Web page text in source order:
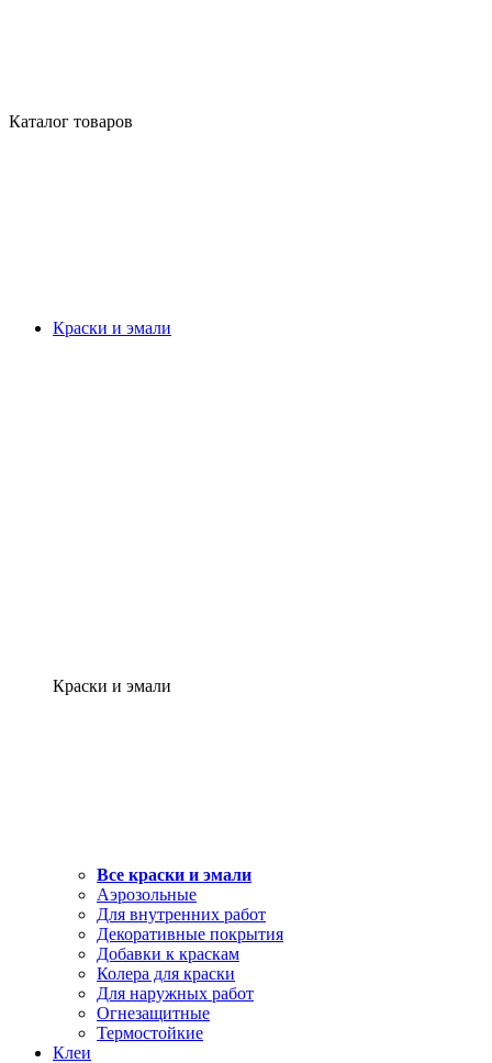
Каталог товаров
Краски и эмали
Краски и эмали
Все краски и эмали
Аэрозольные
Для внутренних работ
Декоративные покрытия
Добавки к краскам
Колера для краски
Для наружных работ
Огнезащитные
Термостойкие
Клеи